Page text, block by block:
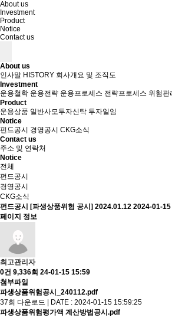
About us
Investment
Product
Notice
Contact us
About us
인사말 HISTORY 회사개요 및 조직도
Investment
운용철학 운용전략 운용프로세스 전략프로세스 위험관
Product
운용상품 일반사모투자신탁 투자일임
Notice
펀드공시
경영공시 CKG소식
Contact us
주소 및 연락처
Notice
전체
펀드공시
경영공시
CKG소식
펀드공시
[파생상품위험 공시] 2024.01.12 2024-01-15
페이지 정보
최고관리자
0건 9,336회 24-01-15 15:59
첨부파일
파생상품위험공시_240112.pdf
37회 다운로드 | DATE : 2024-01-15 15:59:25
파생상품위험평가액 계산방법공시.pdf